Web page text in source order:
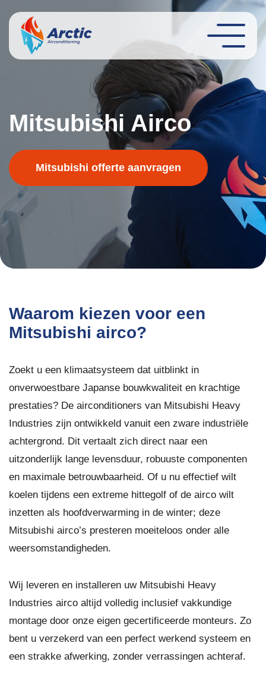
Mitsubishi Airco
Mitsubishi offerte aanvragen
Waarom kiezen voor een
Mitsubishi airco?
Zoekt u een klimaatsysteem dat uitblinkt in
onverwoestbare Japanse bouwkwaliteit en krachtige
prestaties? De airconditioners van Mitsubishi Heavy
Industries zijn ontwikkeld vanuit een zware industriële
achtergrond. Dit vertaalt zich direct naar een
uitzonderlijk lange levensduur, robuuste componenten
en maximale betrouwbaarheid. Of u nu effectief wilt
koelen tijdens een extreme hittegolf of de airco wilt
inzetten als hoofdverwarming in de winter; deze
Mitsubishi airco’s presteren moeiteloos onder alle
weersomstandigheden.
Wij leveren en installeren uw Mitsubishi Heavy
Industries airco altijd volledig inclusief vakkundige
montage door onze eigen gecertificeerde monteurs. Zo
bent u verzekerd van een perfect werkend systeem en
een strakke afwerking, zonder verrassingen achteraf.